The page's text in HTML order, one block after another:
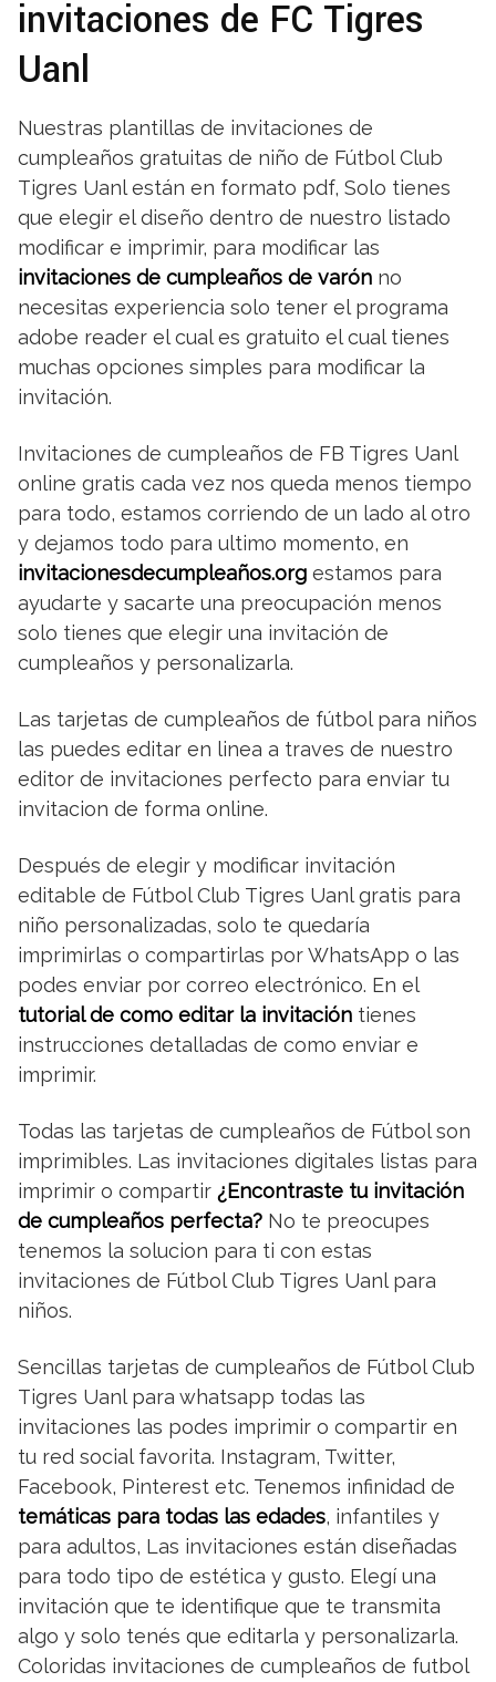
invitaciones de FC Tigres
Uanl
Nuestras plantillas de invitaciones de
cumpleaños gratuitas de niño de Fútbol Club
Tigres Uanl están en formato pdf, Solo tienes
que elegir el diseño dentro de nuestro listado
modificar e imprimir, para modificar las
invitaciones de cumpleaños de varón no
necesitas experiencia solo tener el programa
adobe reader el cual es gratuito el cual tienes
muchas opciones simples para modificar la
invitación.
Invitaciones de cumpleaños de FB Tigres Uanl
online gratis cada vez nos queda menos tiempo
para todo, estamos corriendo de un lado al otro
y dejamos todo para ultimo momento, en
invitacionesdecumpleaños.org estamos para
ayudarte y sacarte una preocupación menos
solo tienes que elegir una invitación de
cumpleaños y personalizarla.
Las tarjetas de cumpleaños de fútbol para niños
las puedes editar en linea a traves de nuestro
editor de invitaciones perfecto para enviar tu
invitacion de forma online.
Después de elegir y modificar invitación
editable de Fútbol Club Tigres Uanl gratis para
niño personalizadas, solo te quedaría
imprimirlas o compartirlas por WhatsApp o las
podes enviar por correo electrónico. En el
tutorial de como editar la invitación tienes
instrucciones detalladas de como enviar e
imprimir.
Todas las tarjetas de cumpleaños de Fútbol son
imprimibles. Las invitaciones digitales listas para
imprimir o compartir ¿Encontraste tu invitación
de cumpleaños perfecta? No te preocupes
tenemos la solucion para ti con estas
invitaciones de Fútbol Club Tigres Uanl para
niños.
Sencillas tarjetas de cumpleaños de Fútbol Club
Tigres Uanl para whatsapp todas las
invitaciones las podes imprimir o compartir en
tu red social favorita. Instagram, Twitter,
Facebook, Pinterest etc. Tenemos infinidad de
temáticas para todas las edades, infantiles y
para adultos, Las invitaciones están diseñadas
para todo tipo de estética y gusto. Elegí una
invitación que te identifique que te transmita
algo y solo tenés que editarla y personalizarla.
Coloridas invitaciones de cumpleaños de futbol